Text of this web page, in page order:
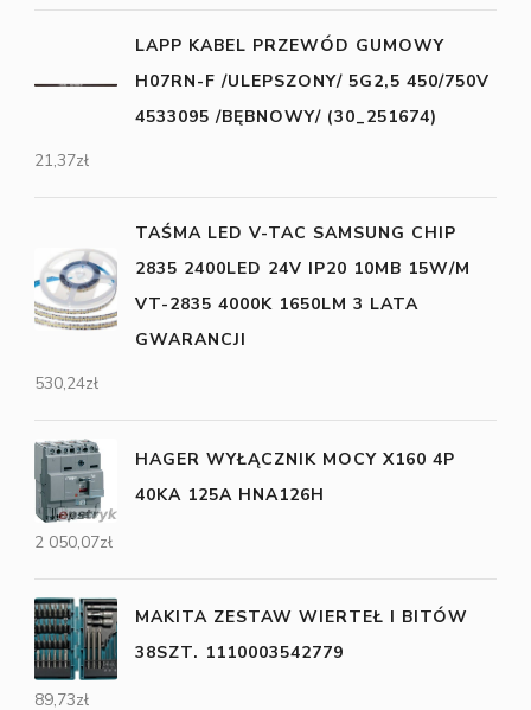
LAPP KABEL PRZEWÓD GUMOWY
H07RN-F /ULEPSZONY/ 5G2,5 450/750V
4533095 /BĘBNOWY/ (30_251674)
21,37zł
TAŚMA LED V-TAC SAMSUNG CHIP
2835 2400LED 24V IP20 10MB 15W/M
VT-2835 4000K 1650LM 3 LATA
GWARANCJI
530,24zł
HAGER WYŁĄCZNIK MOCY X160 4P
40KA 125A HNA126H
2 050,07zł
MAKITA ZESTAW WIERTEŁ I BITÓW
38SZT. 1110003542779
89,73zł